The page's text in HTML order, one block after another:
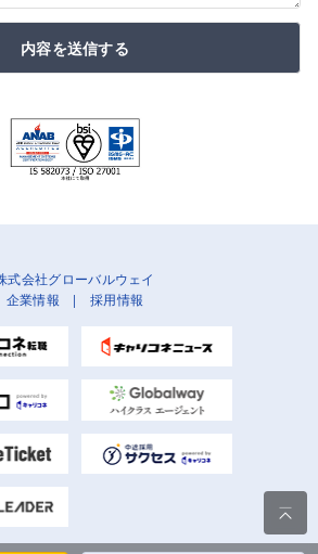
内容を送信する
式会社グローバルウェイ
企業情報 | 採用情報
